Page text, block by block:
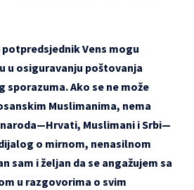
Vens mogu
u osiguravanju poštovanja
Ako se ne može
Muslimanima, nema
Muslimani i Srbi—
o mirnom, nenasilnom
sam i željan da se angažujem sa
u razgovorima o svim